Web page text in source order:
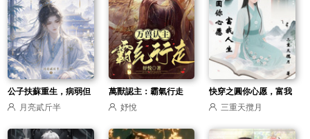
公子扶蘇重生，病弱但
團寵萬人迷
月亮貳斤半
萬獸認主：霸氣行走
妤悅
快穿之圓你心愿，富我
人生三重天攬月